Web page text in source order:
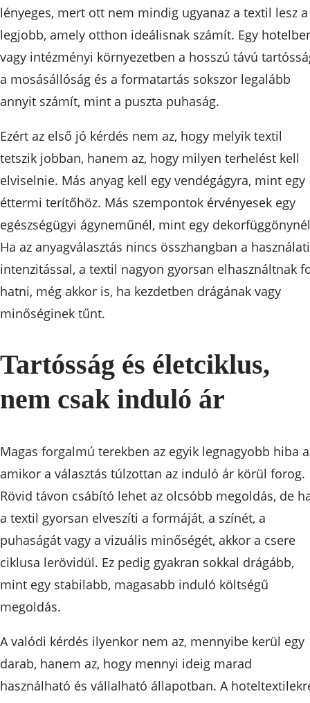
lényeges, mert ott nem mindig ugyanaz a textil lesz a
legjobb, amely otthon ideálisnak számít. Egy
vagy intézményi környezetben a hosszú távú
a mosásállóság és a formatartás sokszor legalább
annyit számít, mint a puszta puhaság.
Ezért az első jó kérdés nem az, hogy melyik textil
tetszik jobban, hanem az, hogy milyen terhelést kell
elviselnie. Más anyag kell egy vendégágyra, mint egy
éttermi terítőhöz. Más szempontok érvényesek egy
egészségügyi ágyneműnél, mint egy
Ha az anyagválasztás nincs összhangban a használati
intenzitással, a textil nagyon gyorsan elhasználtnak
hatni, még akkor is, ha kezdetben drágának vagy
minőséginek tűnt.
Tartósság és életciklus,
nem csak induló ár
Magas forgalmú terekben az egyik legnagyobb hiba
amikor a választás túlzottan az induló ár körül forog.
Rövid távon csábító lehet az olcsóbb megoldás, de
a textil gyorsan elveszíti a formáját, a színét, a
puhaságát vagy a vizuális minőségét, akkor a csere
ciklusa lerövidül. Ez pedig gyakran sokkal drágább,
mint egy stabilabb, magasabb induló költségű
megoldás.
A valódi kérdés ilyenkor nem az, mennyibe kerül egy
darab, hanem az, hogy mennyi ideig marad
használható és vállalható állapotban. A